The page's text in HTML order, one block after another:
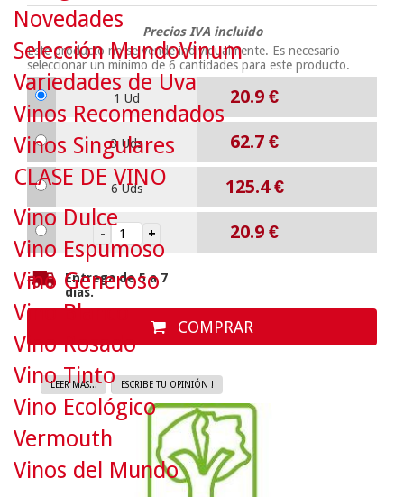
Precios IVA incluido
Este producto no se vende individualmente. Es necesario
seleccionar un mínimo de 6 cantidades para este producto.
1 Ud 20.9 €
3 Uds 62.7 €
6 Uds 125.4€
20.9 €
Entrega de 5 a 7
días.
COMPRAR
LEER MAS... ESCRIBE TU OPINIÓN !
Novedades
Selección MundoVinum
Variedades de Uva
Vinos Recomendados
Vinos Singulares
CLASE DE VINO
Vino Dulce
Vino Espumoso
Vino Generoso
Vino Blanco
Vino Rosado
Vino Tinto
Vino Ecológico
Vermouth
Vinos del Mundo